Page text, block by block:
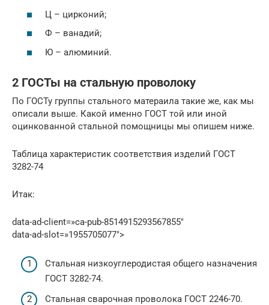
Ц – цирконий;
Ф – ванадий;
Ю – алюминий.
2 ГОСТы на стальную проволоку
По ГОСТу группы стального матераила такие же, как мы
описали выше. Какой именно ГОСТ той или иной
оцинкованной стальной помощницы мы опишем ниже.
Таблица характеристик соответствия изделий ГОСТ
3282-74
Итак:
data-ad-client=»ca-pub-8514915293567855″
data-ad-slot=»1955705077″>
Стальная низкоуглеродистая общего назначения
ГОСТ 3282-74.
Стальная сварочная проволока ГОСТ 2246-70.